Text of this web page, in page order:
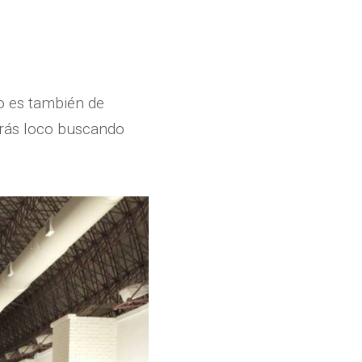
es también de
loco buscando